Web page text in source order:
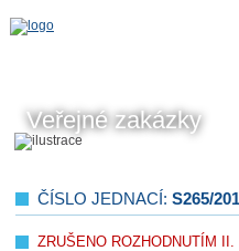
Veřejné zakázky
ČÍSLO JEDNACÍ: S265/
ZRUŠENO ROZHODNUTÍM II.